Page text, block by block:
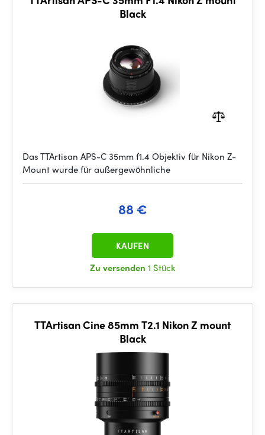
Black
Das TTArtisan APS-C 35mm f1.4 Objektiv für Nikon Z-
Mount wurde für außergewöhnliche
88 €
Zu versenden 1 Stück
KAUFEN
TTArtisan Cine 85mm T2.1 Nikon Z mount
Black